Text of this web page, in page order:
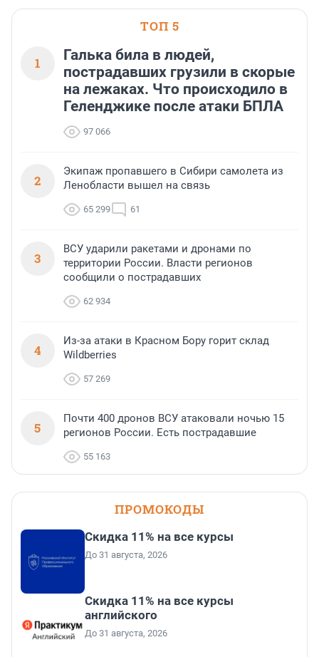
ТОП 5
1
Галька била в людей,
пострадавших грузили в скорые
на лежаках. Что происходило в
Геленджике после атаки БПЛА
97 066
2
Экипаж пропавшего в Сибири самолета из
Ленобласти вышел на связь
65 299 61
3
ВСУ ударили ракетами и дронами по
территории России. Власти регионов
сообщили о пострадавших
62 934
4
Из-за атаки в Красном Бору горит склад
Wildberries
57 269
5
Почти 400 дронов ВСУ атаковали ночью 15
регионов России. Есть пострадавшие
55 163
ПРОМОКОДЫ
Скидка 11% на все курсы
До 31 августа, 2026
Скидка 11% на все курсы
английского
До 31 августа, 2026